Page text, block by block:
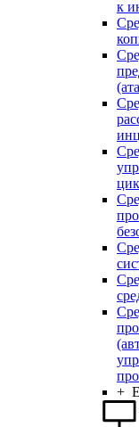
к
+